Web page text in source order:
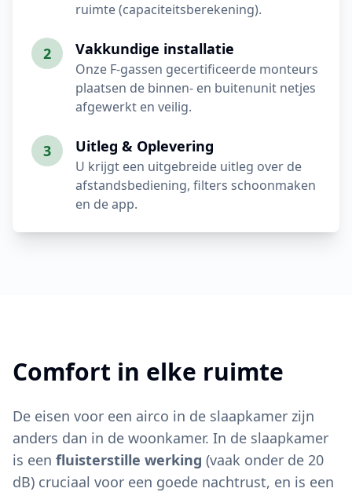
ruimte (capaciteitsberekening).
2 Vakkundige installatie
Onze F-gassen gecertificeerde monteurs
plaatsen de binnen- en buitenunit netjes
afgewerkt en veilig.
3 Uitleg & Oplevering
U krijgt een uitgebreide uitleg over de
afstandsbediening, filters schoonmaken
en de app.
Comfort in elke ruimte
De eisen voor een airco in de slaapkamer zijn
anders dan in de woonkamer. In de slaapkamer
is een fluisterstille werking (vaak onder de 20
dB) cruciaal voor een goede nachtrust, en is een